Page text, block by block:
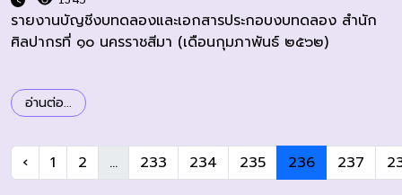
รายงานบัญชีงบทดลองและเอกสารประกอบงบทดลอง สำนัก
ศิลปากรที่ ๑๐ นครราชสีมา (เดือนกุมภาพันธ์ ๒๕๖๒)
อ่านต่อ...
‹ 1 2 ... 233 234 235 236 237